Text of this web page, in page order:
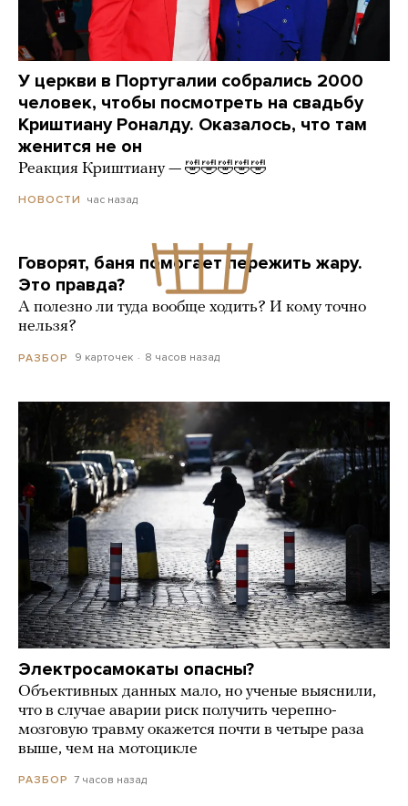
У церкви в Португалии собрались 2000
человек, чтобы посмотреть на свадьбу
Криштиану Роналду. Оказалось, что там
женится не он
Реакция Криштиану — 🤣🤣🤣🤣🤣
НОВОСТИ час назад
Говорят, баня помогает пережить жару.
Это правда?
А полезно ли туда вообще ходить? И кому точно
нельзя?
РАЗБОР 9 карточек 8 часов назад
Электросамокаты опасны?
Объективных данных мало, но ученые выяснили,
что в случае аварии риск получить черепно-
мозговую травму окажется почти в четыре раза
выше, чем на мотоцикле
РАЗБОР 7 часов назад